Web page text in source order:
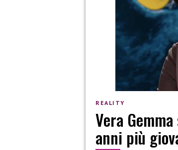
REALITY
Vera
anni più